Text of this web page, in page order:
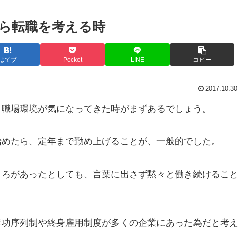
転職を考える時
てブ Pocket LINE コピー
2017.10.30
場環境が気になってきた時がまずあるでしょう。
たら、定年まで勤め上げることが、一般的でした。
があったとしても、言葉に出さず黙々と働き続けること
序列制や終身雇用制度が多くの企業にあった為だと考え